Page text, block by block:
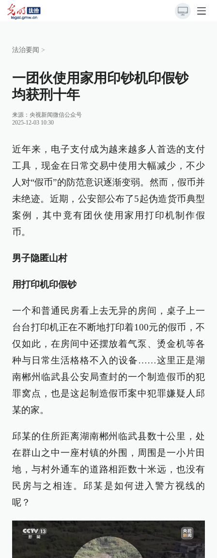
法治要闻 >
一团伙使用家用印钞机印假钞
均获刑十年
来源： 央视新闻微信公众号
2025-12-03 10:30
近年来，电子支付成为越来越多人首选的支付
工具，现金在日常交易中使用大幅减少，不少
人对“假币”的防范意识逐渐变弱。然而，假币并
未绝迹。近期，公安部公布了5起伪造货币典型
案例，其中竟有团伙使用家用打印机制作假
币。
男子隐匿山村
用打印机印假钞
一个和普通民房看上去无异的房间，桌子上一
台台打印机正在不断地打印着100元的假币，不
仅如此，在房间中还摆放着气泵、烫金机等各
种与日常生活格格不入的设备……这里正是湖
南郴州临武县公安局查封的一个制造假币的犯
罪窝点，也是这起制造假币案中犯罪嫌疑人邱
某的家。
邱某的住所距离湖南郴州临武县数十公里，处
在群山之中一座村镇的外围，周围是一小片田
地，与村外通车的道路相距数十米远，也没有
民房与之相连。邱某是如何进入警方视线的
呢？